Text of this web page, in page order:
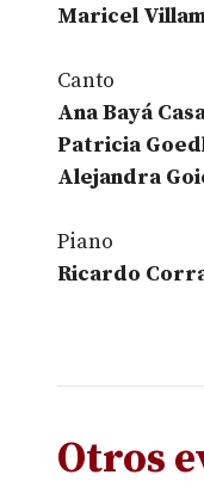
Maricel
Canto
Ana Bayá
Patricia
Alejandra
Piano
Ricardo
Otros